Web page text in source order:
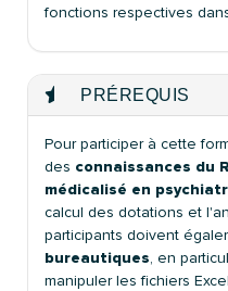
fonctions respectives
PRÉREQUIS
Pour participer à cette
des connaissances du
médicalisé en
calcul des dotations et
participants doivent
bureautiques, en
manipuler les fichiers